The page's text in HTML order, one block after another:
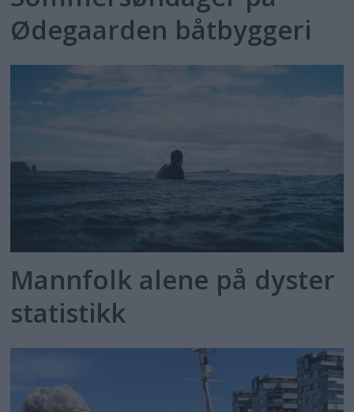
Ødegaarden båtbyggeri
Mannfolk alene på dyster
statistikk